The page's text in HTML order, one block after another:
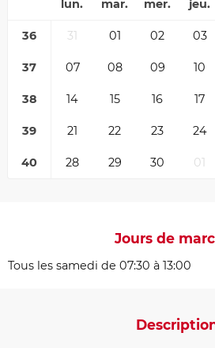
lun. mar. mer. jeu.
36 31 01 02 03
37 07 08 09 10
38 14 15 16 17
39 21 22 23 24
40 28 29 30 01
Jours de
Tous les samedi de 07:30 à 13:00